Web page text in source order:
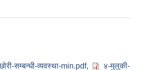
सम्बन्धी-व्यवस्था-min.pdf, ४-मुलुकी-